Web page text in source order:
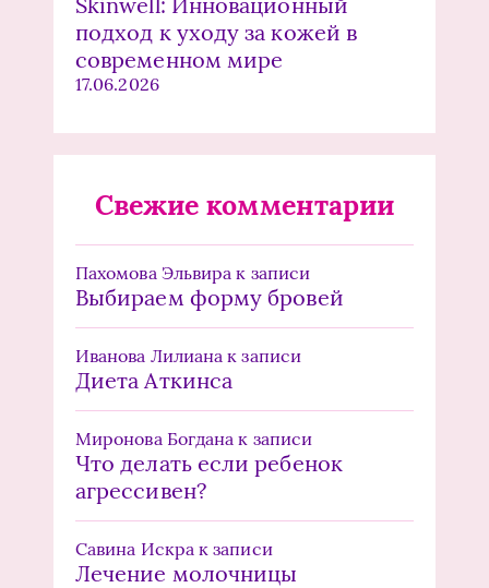
подход к уходу за кожей в
современном мире
17.06.2026
Свежие комментарии
Пахомова Эльвира к записи
Выбираем форму бровей
Иванова Лилиана к записи
Диета Аткинса
Миронова Богдана к записи
Что делать если ребенок
агрессивен?
Савина Искра к записи
Лечение молочницы